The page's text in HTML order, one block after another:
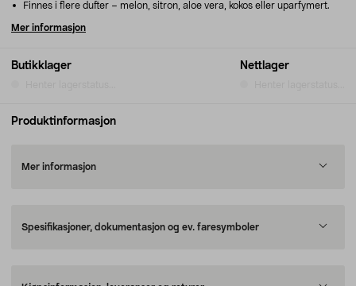
Butikklager Nettlager
Finnes i flere dufter – melon, sitron, aloe vera, kokos eller uparfymert.
Mer informasjon
Produktinformasjon
Mer informasjon
Spesifikasjoner, dokumentasjon og ev. faresymboler